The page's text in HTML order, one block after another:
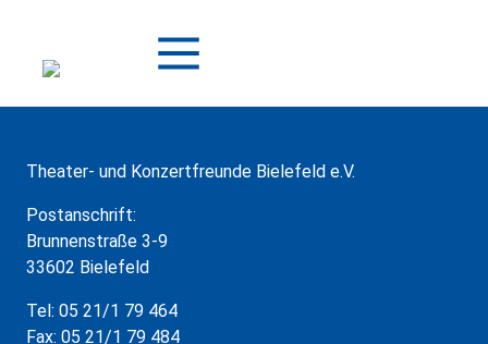
springen
Theater- und Konzertfreunde Bielefeld e.V.
Postanschrift:
Brunnenstraße 3-9
33602 Bielefeld
Tel: 05 21/1 79 464
Fax: 05 21/1 79 484